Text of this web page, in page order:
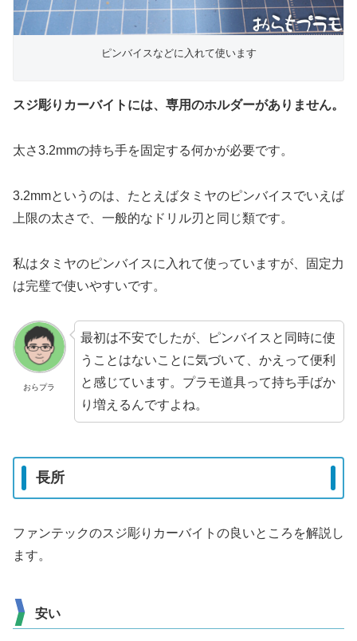
ピンバイスなどに入れて使います
スジ彫りカーバイトには、専用のホルダーがありません。
太さ3.2mmの持ち手を固定する何かが必要です。
3.2mmというのは、たとえばタミヤのピンバイスでいえば
上限の太さで、一般的なドリル刃と同じ類です。
私はタミヤのピンバイスに入れて使っていますが、固定力
は完璧で使いやすいです。
おらプラ
最初は不安でしたが、ピンバイスと同時に使
うことはないことに気づいて、かえって便利
と感じています。プラモ道具って持ち手ばか
り増えるんですよね。
長所
ファンテックのスジ彫りカーバイトの良いところを解説し
ます。
安い